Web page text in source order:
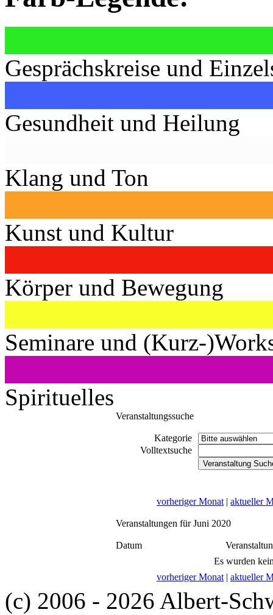
Gesprächskreise und
Gesundheit und Heilung
Klang und Ton
Kunst und Kultur
Körper und Bewegung
Seminare und (Kurz-
Spirituelles
Veranstaltungssuche
Kategorie
Volltextsuche
vorheriger Monat | aktueller
Veranstaltungen für Juni 2020
Datum
Es wurden
vorheriger Monat | aktueller
(c) 2006 - 2026 Albert-